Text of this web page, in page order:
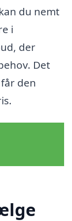
du nemt
i
der
Det
den